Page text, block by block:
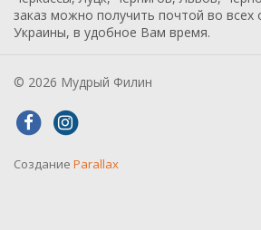
заказ можно получить почтой во всех
Украины, в удобное Вам время.
© 2026 Мудрый Филин
Создание Parallax